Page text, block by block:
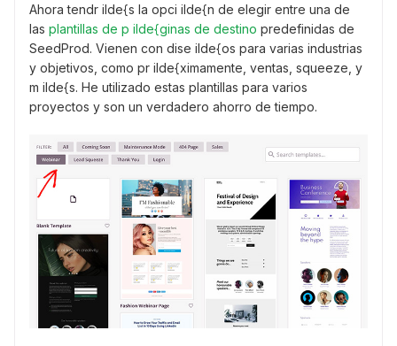
Ahora tendr ilde{s la opci ilde{n de elegir entre una de
las plantillas de p ilde{ginas de destino predefinidas de
SeedProd. Vienen con dise ilde{os para varias industrias
y objetivos, como pr ilde{ximamente, ventas, squeeze, y
m ilde{s. He utilizado estas plantillas para varios
proyectos y son un verdadero ahorro de tiempo.